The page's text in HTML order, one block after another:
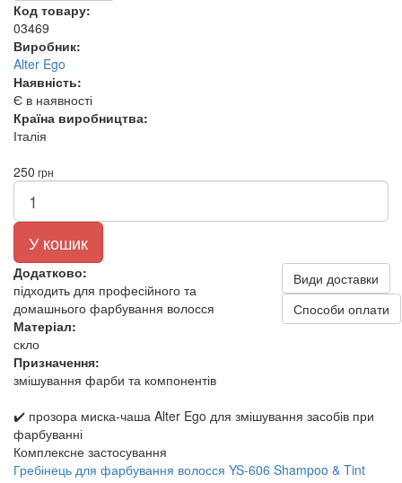
Код товару:
03469
Виробник:
Alter Ego
Наявність:
Є в наявності
Країна виробництва:
Італія
250 грн
У кошик
Додатково:
підходить для професійного та
домашнього фарбування волосся
Матеріал:
скло
Призначення:
змішування фарби та компонентів
Види доставки
Способи оплати
✔️ прозора миска-чаша Alter Ego для змішування засобів при
фарбуванні
Комплексне застосування
Гребінець для фарбування волосся YS-606 Shampoo & Tint